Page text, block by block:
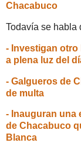
Chacabuco
Todavía se habla
- Investigan
a plena luz del
- Galgueros de
de multa
- Inauguran una
de Chacabuco
Blanca